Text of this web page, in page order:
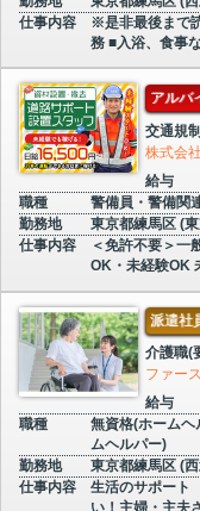
仕事内容
※是非最後まで
務 ■入浴、食事
アルバ
交通規
株式会
給与
職種
警備員・警備関
勤務地
東京都練馬区 (
仕事内容
＜免許不要＞一
OK・未経験OK
派遣社
介護職(
ファー
給与
職種
無資格(ホームヘ
ムヘルパー)
勤務地
東京都練馬区 (
仕事内容
生活のサポート